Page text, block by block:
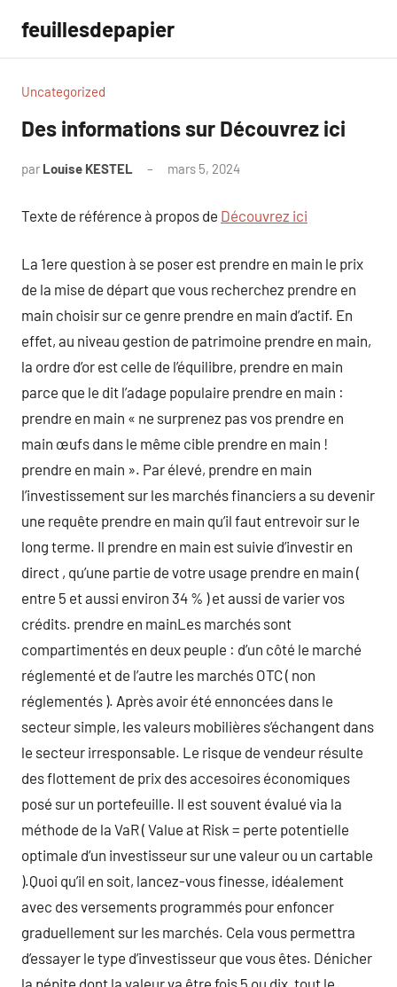
contenu
feuillesdepapier
Uncategorized
Des informations sur Découvrez ici
par Louise KESTEL mars 5, 2024
Texte de référence à propos de Découvrez ici
La 1ere question à se poser est prendre en main le prix
de la mise de départ que vous recherchez prendre en
main choisir sur ce genre prendre en main d’actif. En
effet, au niveau gestion de patrimoine prendre en main,
la ordre d’or est celle de l’équilibre, prendre en main
parce que le dit l’adage populaire prendre en main :
prendre en main « ne surprenez pas vos prendre en
main œufs dans le même cible prendre en main !
prendre en main ». Par élevé, prendre en main
l’investissement sur les marchés financiers a su devenir
une requête prendre en main qu’il faut entrevoir sur le
long terme. Il prendre en main est suivie d’investir en
direct , qu’une partie de votre usage prendre en main (
entre 5 et aussi environ 34 % ) et aussi de varier vos
crédits. prendre en mainLes marchés sont
compartimentés en deux peuple : d’un côté le marché
réglementé et de l’autre les marchés OTC ( non
réglementés ). Après avoir été ennoncées dans le
secteur simple, les valeurs mobilières s’échangent dans
le secteur irresponsable. Le risque de vendeur résulte
des flottement de prix des accesoires économiques
posé sur un portefeuille. Il est souvent évalué via la
méthode de la VaR ( Value at Risk = perte potentielle
optimale d’un investisseur sur une valeur ou un cartable
).Quoi qu’il en soit, lancez-vous finesse, idéalement
avec des versements programmés pour enfoncer
graduellement sur les marchés. Cela vous permettra
d’essayer le type d’investisseur que vous êtes. Dénicher
la pépite dont la valeur va être fois 5 ou dix, tout le